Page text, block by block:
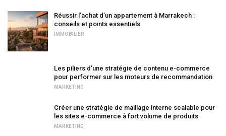
Réussir l’achat d’un appartement à Marrakech :
conseils et points essentiels
IMMOBILIER
Les piliers d’une stratégie de contenu e-commerce
pour performer sur les moteurs de recommandation
MARKETING
Créer une stratégie de maillage interne scalable pour
les sites e-commerce à fort volume de produits
MARKETING